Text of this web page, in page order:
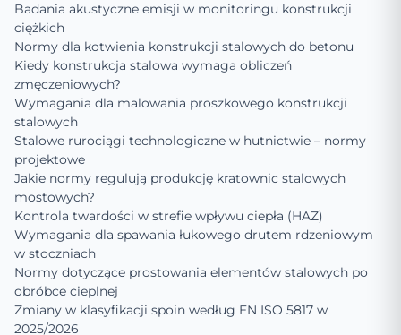
Badania akustyczne emisji w monitoringu konstrukcji
ciężkich
Normy dla kotwienia konstrukcji stalowych do betonu
Kiedy konstrukcja stalowa wymaga obliczeń
zmęczeniowych?
Wymagania dla malowania proszkowego konstrukcji
stalowych
Stalowe rurociągi technologiczne w hutnictwie – normy
projektowe
Jakie normy regulują produkcję kratownic stalowych
mostowych?
Kontrola twardości w strefie wpływu ciepła (HAZ)
Wymagania dla spawania łukowego drutem rdzeniowym
w stoczniach
Normy dotyczące prostowania elementów stalowych po
obróbce cieplnej
Zmiany w klasyfikacji spoin według EN ISO 5817 w
2025/2026